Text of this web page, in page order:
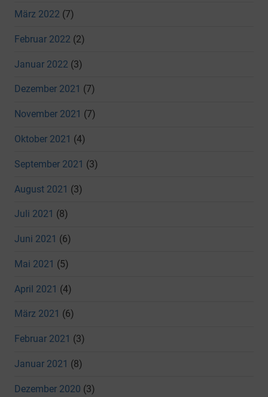
März 2022 (7)
Februar 2022 (2)
Januar 2022 (3)
Dezember 2021 (7)
November 2021 (7)
Oktober 2021 (4)
September 2021 (3)
August 2021 (3)
Juli 2021 (8)
Juni 2021 (6)
Mai 2021 (5)
April 2021 (4)
März 2021 (6)
Februar 2021 (3)
Januar 2021 (8)
Dezember 2020 (3)